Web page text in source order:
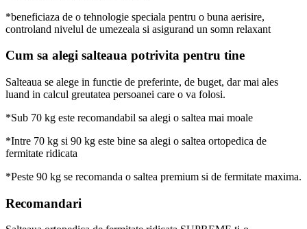
*beneficiaza de o tehnologie speciala pentru o buna aerisire,
controland nivelul de umezeala si asigurand un somn relaxant
Cum sa alegi salteaua potrivita pentru tine
Salteaua se alege in functie de preferinte, de buget, dar mai ales
luand in calcul greutatea persoanei care o va folosi.
*Sub 70 kg este recomandabil sa alegi o saltea mai moale
*Intre 70 kg si 90 kg este bine sa alegi o saltea ortopedica de
fermitate ridicata
*Peste 90 kg se recomanda o saltea premium si de fermitate maxima.
Recomandari